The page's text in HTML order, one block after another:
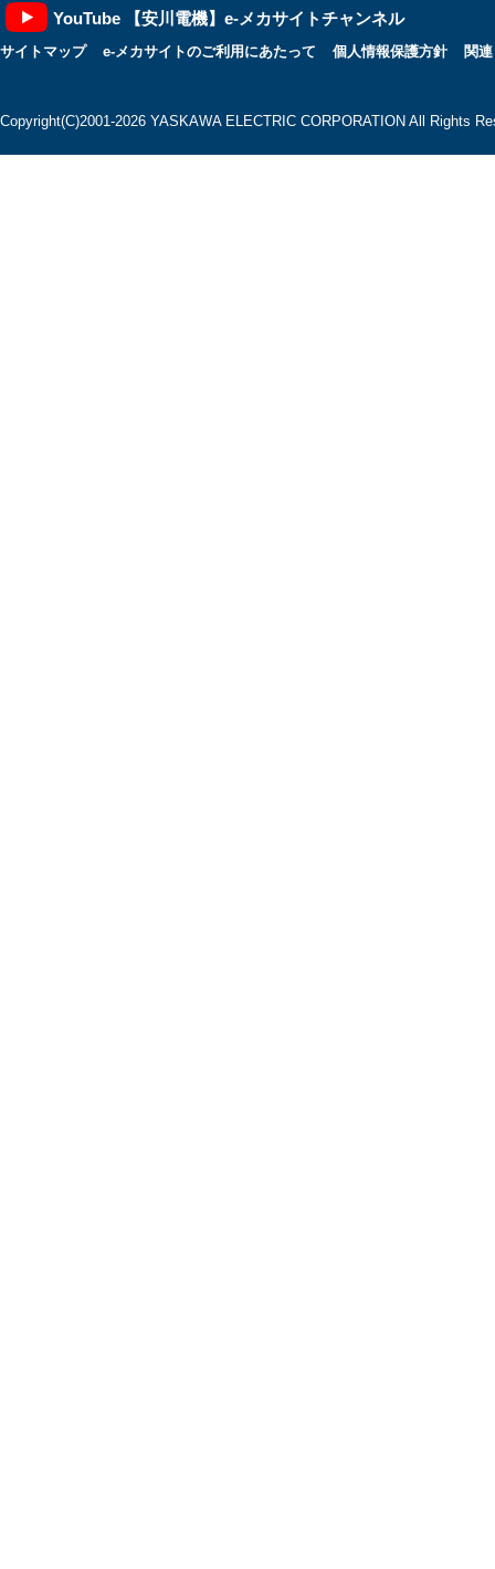
YouTube 【安川電機】e-メカサイトチャンネル
サイトマップ e-メカサイトのご利用にあたって 個人情報保護方針 関
Copyright(C)2001‐2026 YASKAWA ELECTRIC CORPORATION All Rights